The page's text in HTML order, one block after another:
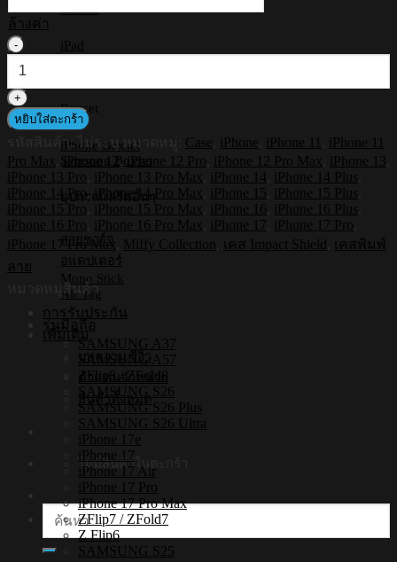
Tablets
iPad
Boxset
iPhone Boxset
Samsung Boxset
อุปกรณ์เสริมอื่นๆ
สายชาร์จ
อแดปเตอร์
Mono Stick
Air Tag
การรับประกัน
เพิ่มเติม
บทความ/รีวิว
ตัวแทนจำหน่าย
สินค้าทั้งหมด
ไม่มีสินค้าในตะกร้า
ค้นหา:
ล้างค่า
จำนวน
SHIELD
เคส
ใส
กระแทก
iPhone
รุ่น
Miffy025
[เคส
iPhone17,iPhone16,iPhone15,iPhone14,iPhone13,iPhone12]
หยิบใส่ตะกร้า
รหัสสินค้า: ไม่ระบุ หมวดหมู่: Case iPhone iPhone 11
iPhone 11
Pro Max iPhone 12 , iPhone 12 Pro iPhone 12 Pro Max iPhone 13
iPhone 13 Pro
iPhone 13 Pro Max iPhone 14 iPhone 14 Plus
iPhone 14 Pro, iPhone 14 Pro Max iPhone 15 iPhone 15 Plus
iPhone 15 Pro
iPhone 15 Pro Max iPhone 16 iPhone 16 Plus
iPhone 16 Pro
iPhone 16 Pro Max iPhone 17 iPhone 17 Pro
iPhone 17 Pro Max
Miffy Collection เคส Impact Shield
เคสพิมพ์
ลาย
หมวดหมู่สินค้า
รุ่นมือถือ
SAMSUNG A37
SAMSUNG A57
ZFlip8 / ZFold8
SAMSUNG S26
SAMSUNG S26 Plus
SAMSUNG S26 Ultra
iPhone 17e
iPhone 17
iPhone 17 Air
iPhone 17 Pro
iPhone 17 Pro Max
ZFlip7 / ZFold7
Z Flip6
SAMSUNG S25